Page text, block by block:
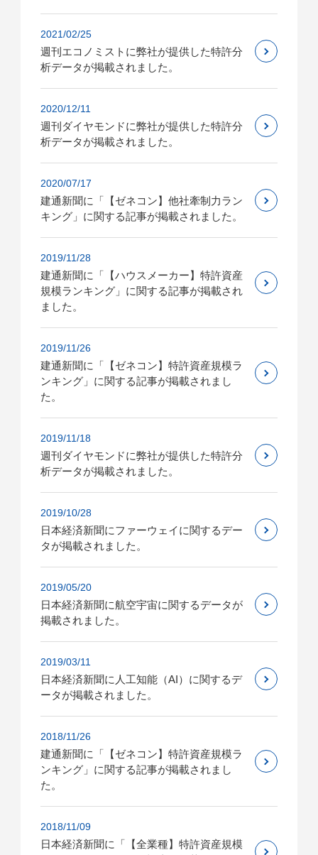
2021/02/25
週刊エコノミストに弊社が提供した特許分
析データが掲載されました。
2020/12/11
週刊ダイヤモンドに弊社が提供した特許分
析データが掲載されました。
2020/07/17
建通新聞に「【ゼネコン】他社牽制力ラン
キング」に関する記事が掲載されました。
2019/11/28
建通新聞に「【ハウスメーカー】特許資産
規模ランキング」に関する記事が掲載され
ました。
2019/11/26
建通新聞に「【ゼネコン】特許資産規模ラ
ンキング」に関する記事が掲載されまし
た。
2019/11/18
週刊ダイヤモンドに弊社が提供した特許分
析データが掲載されました。
2019/10/28
日本経済新聞にファーウェイに関するデー
タが掲載されました。
2019/05/20
日本経済新聞に航空宇宙に関するデータが
掲載されました。
2019/03/11
日本経済新聞に人工知能（AI）に関するデ
ータが掲載されました。
2018/11/26
建通新聞に「【ゼネコン】特許資産規模ラ
ンキング」に関する記事が掲載されまし
た。
2018/11/09
日本経済新聞に「【全業種】特許資産規模